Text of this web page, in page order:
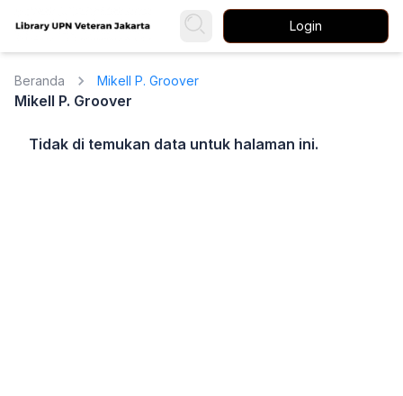
Login
Beranda Mikell P. Groover
Mikell P. Groover
Tidak di temukan data untuk halaman ini.